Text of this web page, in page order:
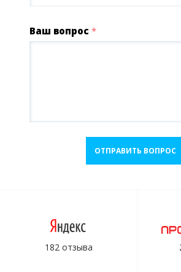
Ваш вопрос *
ОТПРАВИТЬ ВОПРОС
182 отзыва